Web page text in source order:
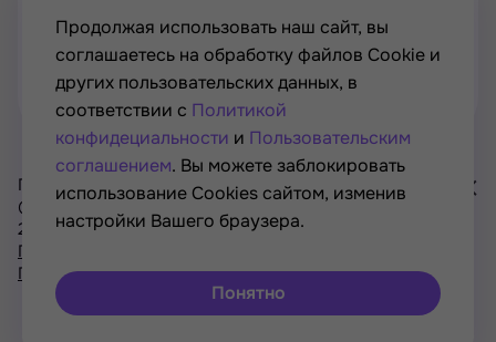
Контакты
Проект Минкультуры России, Минпросвещения России
© РОСКУЛЬТПРОЕКТ, Российский фонд культуры, 2021—
2026
Политика конфиденциальности
Пользовательское соглашение
Продолжая использовать наш сайт, вы
соглашаетесь на обработку файлов Cookie и
других пользовательских данных, в
соответствии с Политикой
конфидециальности и Пользовательским
соглашением. Вы можете заблокировать
использование Cookies сайтом, изменив
настройки Вашего браузера.
Понятно